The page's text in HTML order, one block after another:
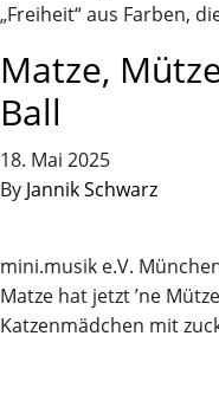
„Freiheit“ aus Farben,
Matze,
Ball
18. Mai 2025
By Jannik Schwarz
mini.musik e.V.
Matze hat jetzt ’ne
Katzenmädchen mit